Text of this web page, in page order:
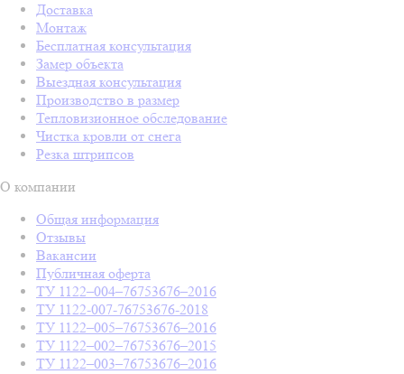
Доставка
Монтаж
Бесплатная консультация
Замер объекта
Выездная консультация
Производство в размер
Тепловизионное обследование
Чистка кровли от снега
Резка штрипсов
О компании
Общая информация
Отзывы
Вакансии
Публичная оферта
ТУ 1122–004–76753676–2016
ТУ 1122-007-76753676-2018
ТУ 1122–005–76753676–2016
ТУ 1122–002–76753676–2015
ТУ 1122–003–76753676–2016